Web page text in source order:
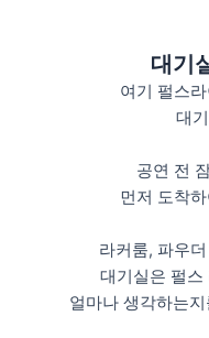
대기
여기 펄스
대
공연 전
먼저 도착
라커룸, 파우
대기실은 펄스
얼마나 생각하는